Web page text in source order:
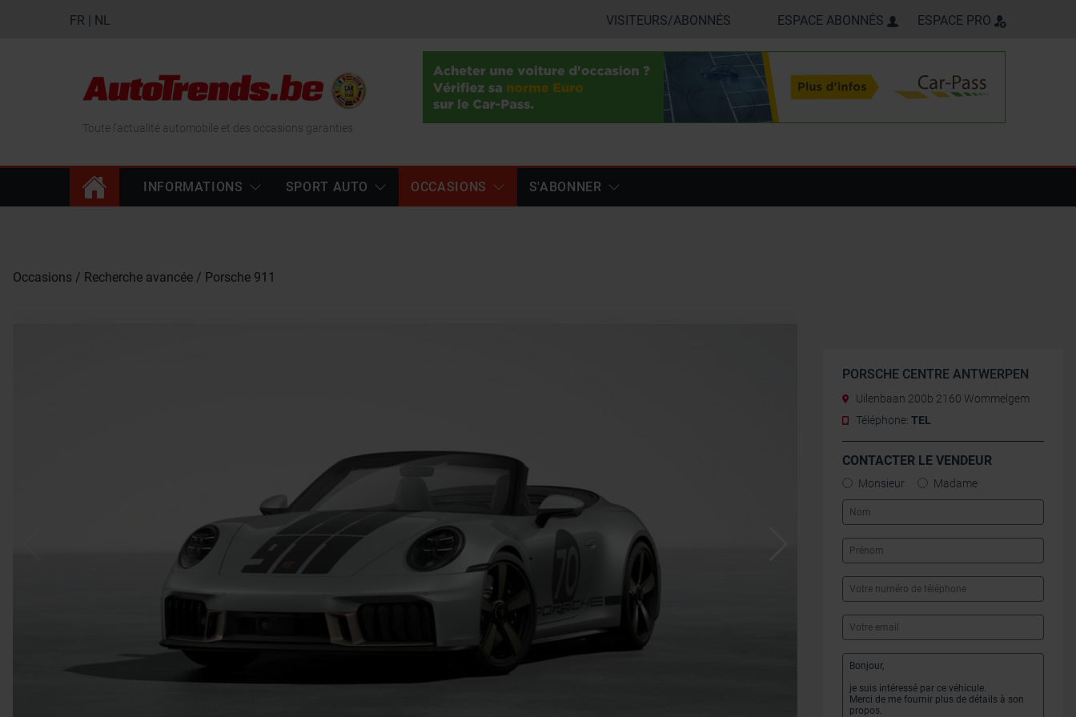
FR | NL VISITEURS/ABONNÉS ESPACE ABONNÉS ESPACE PRO
Toute l'actualité automobile et des occasions garanties
INFORMATIONS SPORT AUTO OCCASIONS S'ABONNER
Occasions Recherche avancée Porsche 911
PORSCHE CENTRE ANTWERPEN
Uilenbaan 200b 2160 Wommelgem
Téléphone: TEL
CONTACTER LE VENDEUR
Monsieur Madame